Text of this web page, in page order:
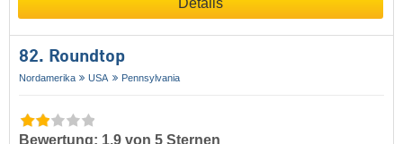
Details
82. Roundtop
Nordamerika USA Pennsylvania
Bewertung: 1,9 von 5 Sternen